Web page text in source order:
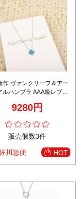
作 ヴァンクリーフ＆アー
ルハンブラ AAA級レプリ
ス 数量限定入荷
9280円
販売個数3件
川急便 HOT